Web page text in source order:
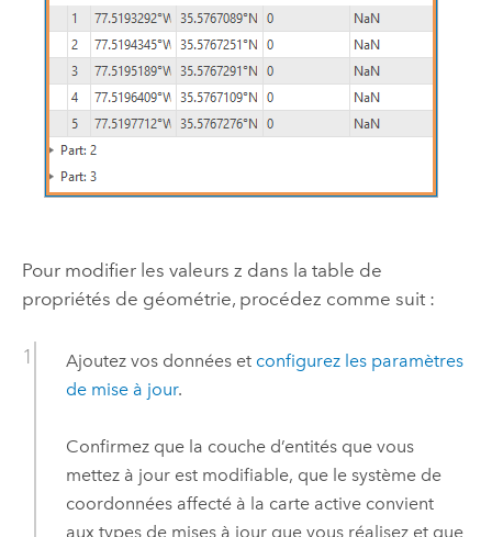
Pour modifier les valeurs z dans la table de
propriétés de géométrie, procédez comme suit :
Ajoutez vos données et configurez les paramètres
de mise à jour.
Confirmez que la couche d’entités que vous
mettez à jour est modifiable, que le système de
coordonnées affecté à la carte active convient
aux types de mises à jour que vous réalisez et que